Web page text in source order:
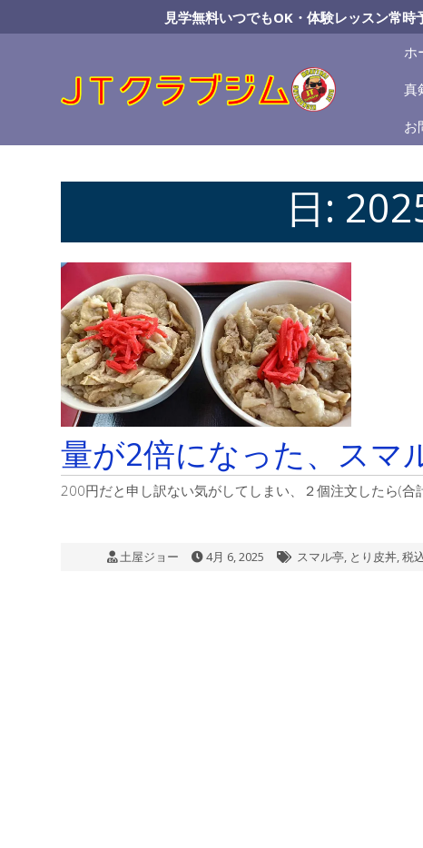
to
見学無料いつでもOK・体験レッスン常時
ホ
真
お
日:
量が2倍になった、スマ
200円だと申し訳ない気がしてしまい、２個注文したら(
土屋ジョー 4月 6, 2025 スマル亭, とり皮丼, 税